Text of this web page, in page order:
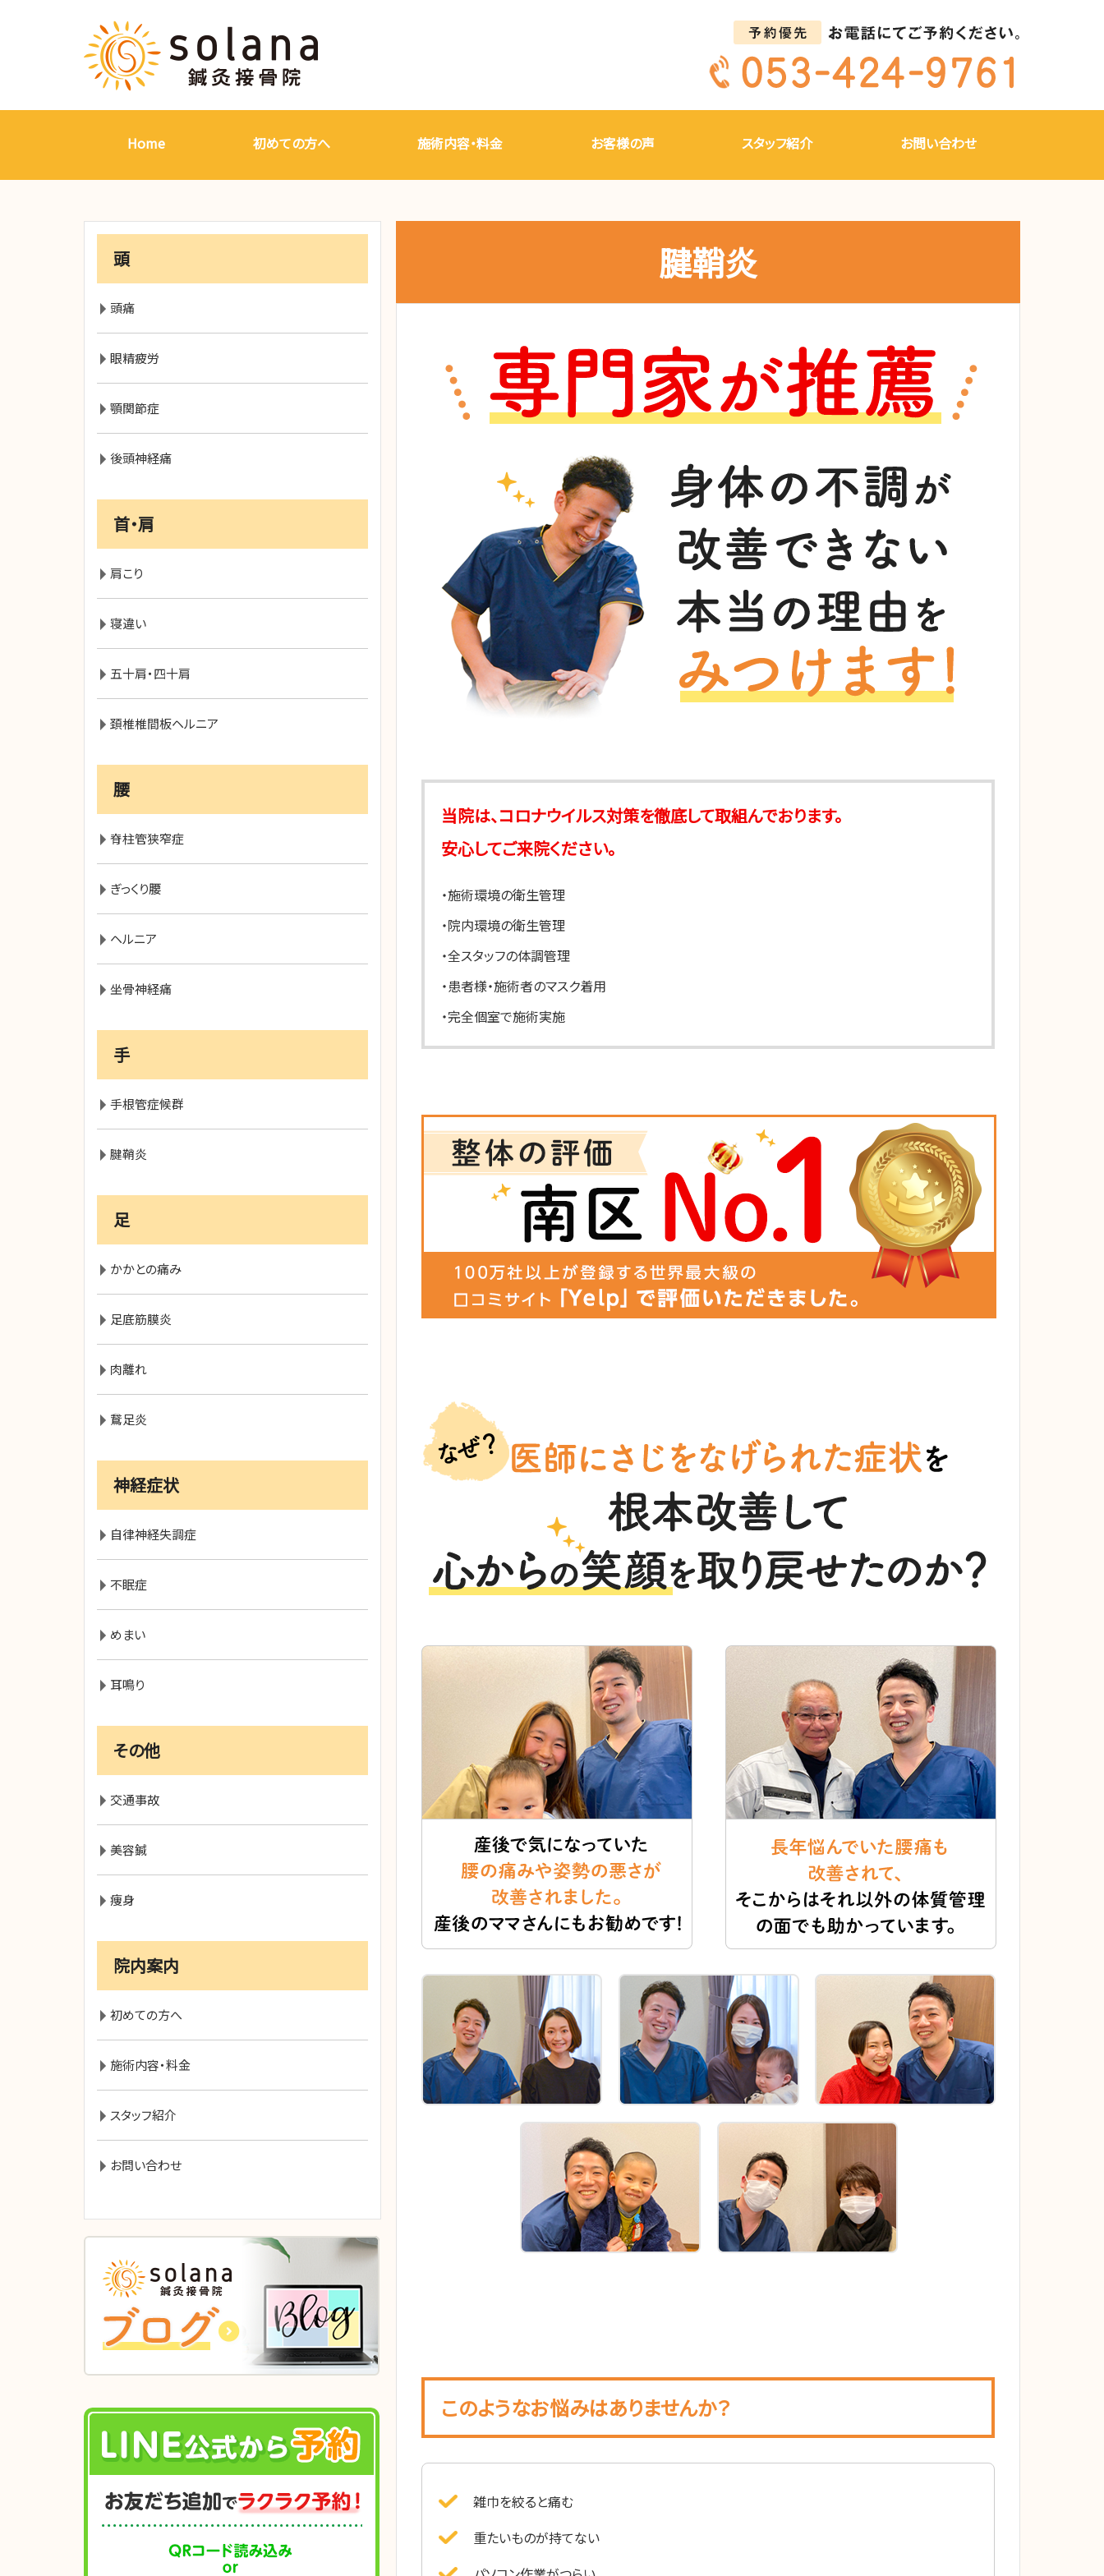
Home 初めての方へ 施術内容・料金 お客様の声 スタッフ紹介 お問い合わせ
腱鞘炎
当院は、コロナウイルス対策を徹底して取組んでおります。
安心してご来院ください。
・施術環境の衛生管理
・院内環境の衛生管理
・全スタッフの体調管理
・患者様・施術者のマスク着用
・完全個室で施術実施
このようなお悩みはありませんか？
雑巾を絞ると痛む
重たいものが持てない
頭
頭痛
眼精疲労
顎関節症
後頭神経痛
首・肩
肩こり
寝違い
五十肩・四十肩
頚椎椎間板ヘルニア
腰
脊柱管狭窄症
ぎっくり腰
ヘルニア
坐骨神経痛
手
手根管症候群
腱鞘炎
足
かかとの痛み
足底筋膜炎
肉離れ
鵞足炎
神経症状
自律神経失調症
不眠症
めまい
耳鳴り
その他
交通事故
美容鍼
痩身
院内案内
初めての方へ
施術内容・料金
スタッフ紹介
お問い合わせ